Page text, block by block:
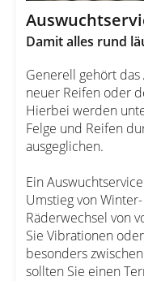
Damit alles rund
Generell gehört
neuer Reifen oder
Hierbei werden
Felge und Reifen
ausgeglichen.
Ein
Umstieg von
Räderwechsel von
Sie Vibrationen
besonders
sollten Sie einen